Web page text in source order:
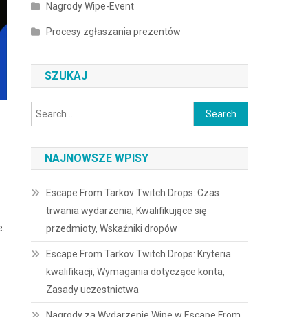
Nagrody Wipe-Event
Procesy zgłaszania prezentów
SZUKAJ
Search
for:
NAJNOWSZE WPISY
Escape From Tarkov Twitch Drops: Czas
trwania wydarzenia, Kwalifikujące się
przedmioty, Wskaźniki dropów
Escape From Tarkov Twitch Drops: Kryteria
kwalifikacji, Wymagania dotyczące konta,
Zasady uczestnictwa